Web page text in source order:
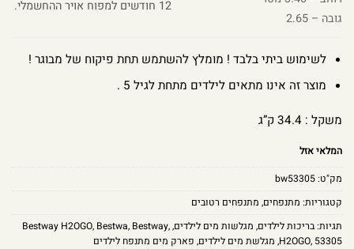
גובה – 2.65
12 חודשים למפוח אויר ההחשמלי.
לשימוש ביתי בלבד ! מומלץ להשתמש תחת פיקוח של מבוגר !
מוצר זה אינו מתאים לילדים מתחת לגיל 5 .
משקל : 34.4 ק”ג
המלאי אזל
מק"ט:bw53305
קטגוריות: מתנפחים, מתנפחים רטובים
תגיות:בריכות לילדים, מגלשות מים לילדים,
Bestway H2OGO, Bestwa, Bestway,
H2OGO, 53305
, מגלשת מים לילדים, פארק מים מתנפח לילדים